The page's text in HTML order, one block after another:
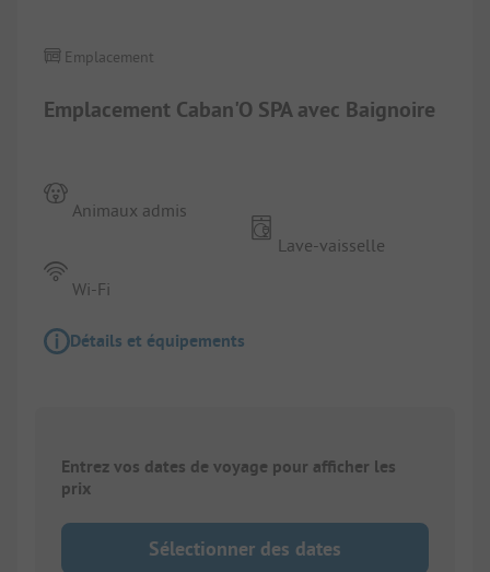
Emplacement Caban'O SPA avec Baignoire
Emplacement
Animaux admis
Wi-Fi
Lave-vaisselle
Détails et équipements
Entrez vos dates de voyage pour afficher les
prix
Sélectionner des dates